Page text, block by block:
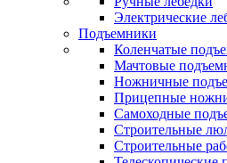
Электрические
Подъемники
Коленчатые
Мачтовые
Ножничные
Прицепные
Самоходные
Строительные
Строительные